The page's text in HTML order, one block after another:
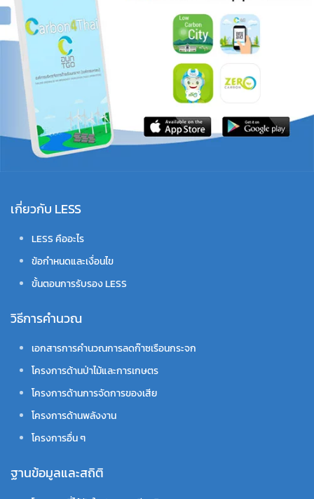
เกี่ยวกับ LESS
LESS คืออะไร
ข้อกำหนดและเงื่อนไข
ขั้นตอนการรับรอง LESS
วิธีการคำนวณ
เอกสารการคำนวณการลดก๊าซเรือนกระจก
โครงการด้านป่าไม้และการเกษตร
โครงการด้านการจัดการของเสีย
โครงการด้านพลังงาน
โครงการอื่น ๆ
ฐานข้อมูลและสถิติ